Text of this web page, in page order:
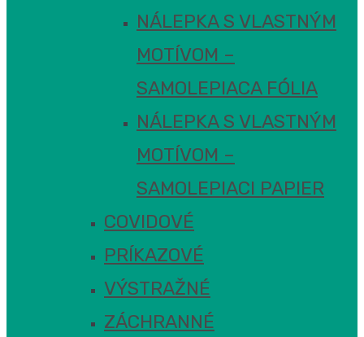
NÁLEPKA S VLASTNÝM
MOTÍVOM –
SAMOLEPIACA FÓLIA
NÁLEPKA S VLASTNÝM
MOTÍVOM –
SAMOLEPIACI PAPIER
COVIDOVÉ
PRÍKAZOVÉ
VÝSTRAŽNÉ
ZÁCHRANNÉ